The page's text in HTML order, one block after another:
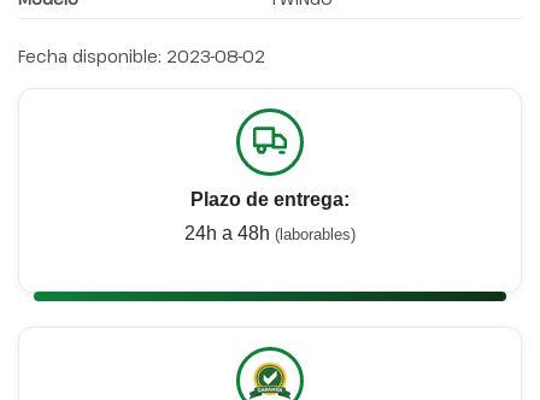
Fecha disponible: 2023-08-02
Plazo de entrega:
24h a 48h (laborables)